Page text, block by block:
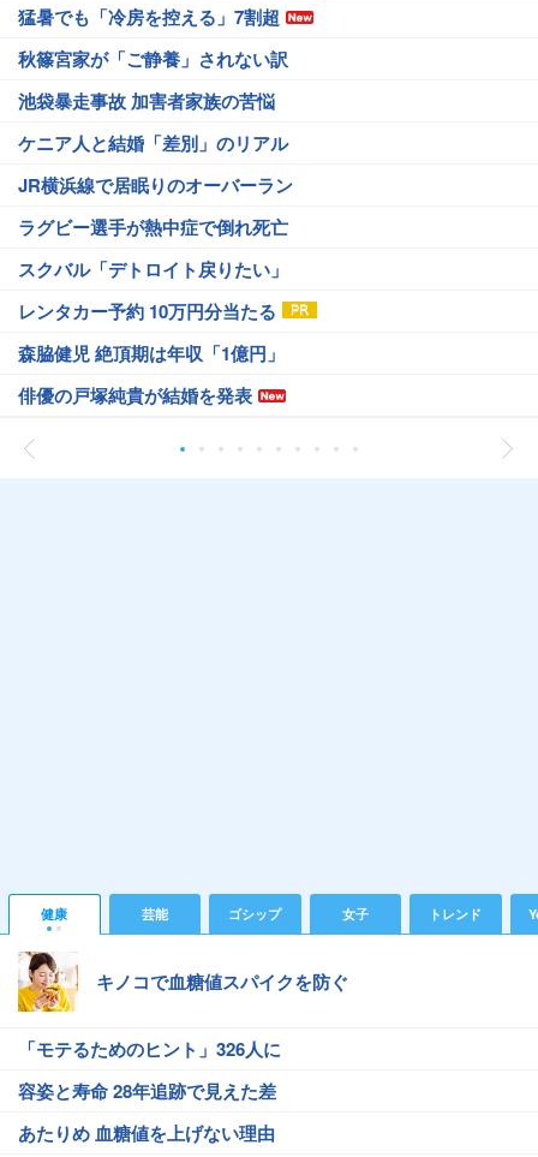
猛暑でも「冷房を控える」7割超
秋篠宮家が「ご静養」されない訳
池袋暴走事故 加害者家族の苦悩
ケニア人と結婚「差別」のリアル
JR横浜線で居眠りのオーバーラン
ラグビー選手が熱中症で倒れ死亡
スクバル「デトロイト戻りたい」
レンタカー予約 10万円分当たる
森脇健児 絶頂期は年収「1億円」
俳優の戸塚純貴が結婚を発表
健康 芸能 ゴシップ 女子 トレンド
キノコで血糖値スパイクを防ぐ
「モテるためのヒント」326人に
容姿と寿命 28年追跡で見えた差
あたりめ 血糖値を上げない理由